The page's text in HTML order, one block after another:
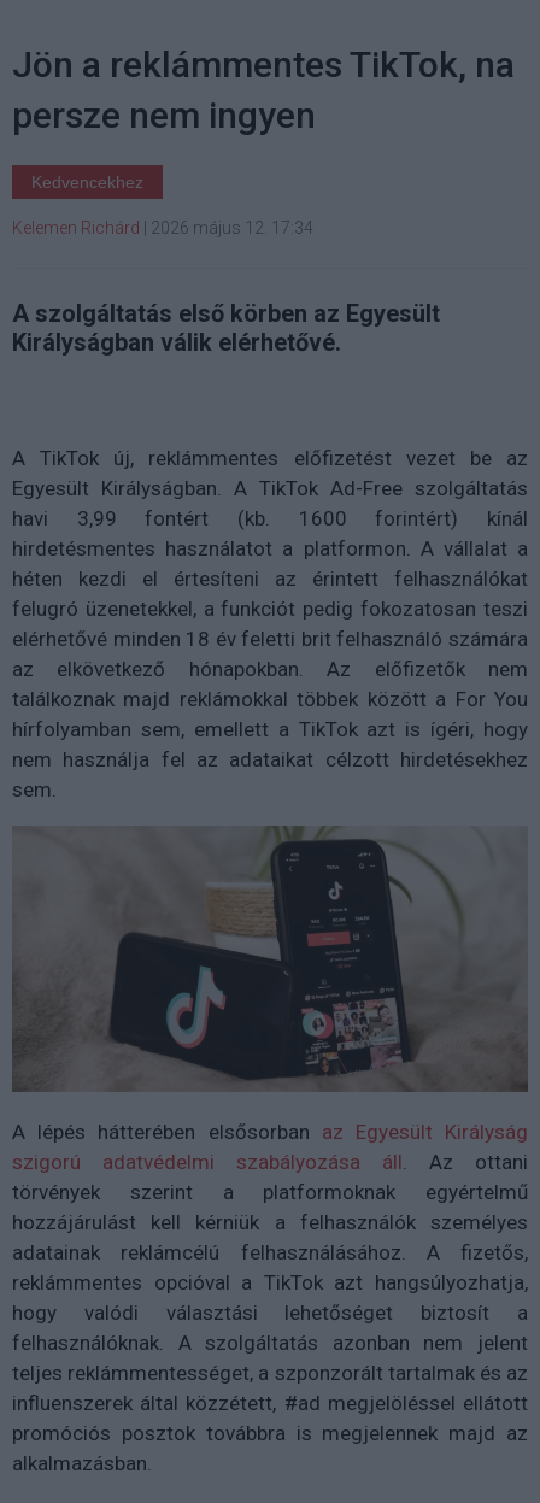
Jön a reklámmentes TikTok, na
persze nem ingyen
Kedvencekhez
Kelemen Richárd 2026 május 12. 17:34
A szolgáltatás első körben az Egyesült
Királyságban válik elérhetővé.
A TikTok új, reklámmentes előfizetést vezet be az
Egyesült Királyságban. A TikTok Ad-Free szolgáltatás
havi 3,99 fontért (kb. 1600 forintért) kínál
hirdetésmentes használatot a platformon. A vállalat a
héten kezdi el értesíteni az érintett felhasználókat
felugró üzenetekkel, a funkciót pedig fokozatosan teszi
elérhetővé minden 18 év feletti brit felhasználó számára
az elkövetkező hónapokban. Az előfizetők nem
találkoznak majd reklámokkal többek között a For You
hírfolyamban sem, emellett a TikTok azt is ígéri, hogy
nem használja fel az adataikat célzott hirdetésekhez
sem.
A lépés hátterében elsősorban az Egyesült Királyság
szigorú adatvédelmi szabályozása áll . Az ottani
törvények szerint a platformoknak egyértelmű
hozzájárulást kell kérniük a felhasználók személyes
adatainak reklámcélú felhasználásához. A fizetős,
reklámmentes opcióval a TikTok azt hangsúlyozhatja,
hogy valódi választási lehetőséget biztosít a
felhasználóknak. A szolgáltatás azonban nem jelent
teljes reklámmentességet, a szponzorált tartalmak és az
influenszerek által közzétett, #ad megjelöléssel ellátott
promóciós posztok továbbra is megjelennek majd az
alkalmazásban.